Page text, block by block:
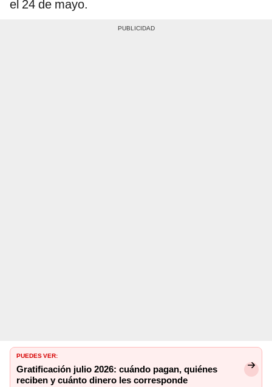
el 24 de mayo.
PUEDES VER:
Gratificación julio 2026: cuándo pagan, quiénes
reciben y cuánto dinero les corresponde